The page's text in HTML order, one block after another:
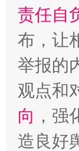
责任自
布，让
举报的
观点和
向 ，
造良好